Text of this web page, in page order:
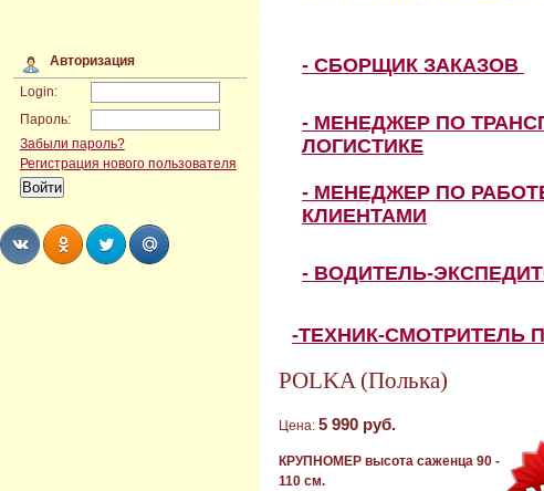
Авторизация
Login:
Пароль:
Забыли пароль?
Регистрация нового пользователя
- СБОРЩИК ЗАКАЗОВ
- МЕНЕДЖЕР ПО
ЛОГИСТИКЕ
- МЕНЕДЖЕР ПО
КЛИЕНТАМИ
- ВОДИТЕЛЬ-
-ТЕХНИК-СМОТРИТЕЛЬ
POLKA (Полька)
Цена: 5 990 руб.
КРУПНОМЕР высота саженца 90 -
110 см.